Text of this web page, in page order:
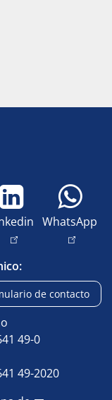
WhatsApp
de contacto
49-0
49-2020